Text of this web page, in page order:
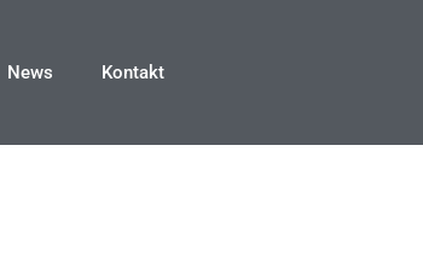
News Kontakt